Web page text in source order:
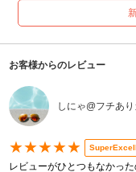
お客様からのレビュー
しにゃ@フチあ
★★★★★
レビューがひとつもなかっ